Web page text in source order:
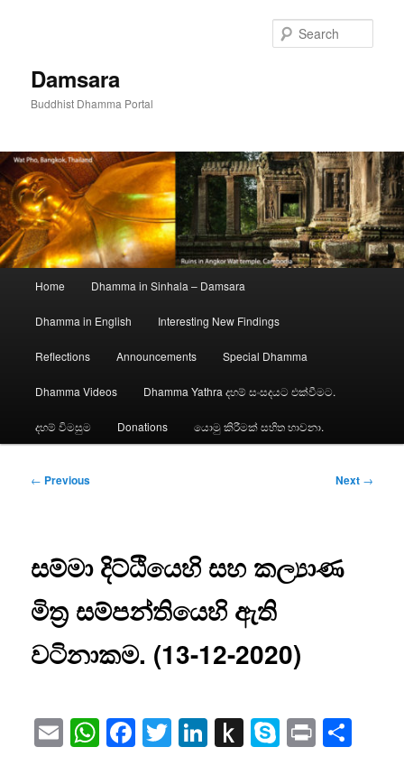
Damsara
Buddhist Dhamma Portal
Home Dhamma in Sinhala – Damsara
Dhamma in English Interesting New Findings
Reflections Announcements Special Dhamma
Dhamma Videos Dhamma Yathra දහම් සංසදයට එක්වීමට.
දහම් විමසුම Donations යොමු කිරීමක් සහිත භාවනා.
Post
← Previous Next →
සම්මා දිට්ඨියෙහි සහ කල්‍යාණ
මිත්‍ර සම්පන්තියෙහි ඇති
වටිනාකම. (13-12-2020)
EmailWhatsApp
Facebook
Twitter
LinkedIn
Push
to
Skype
Print